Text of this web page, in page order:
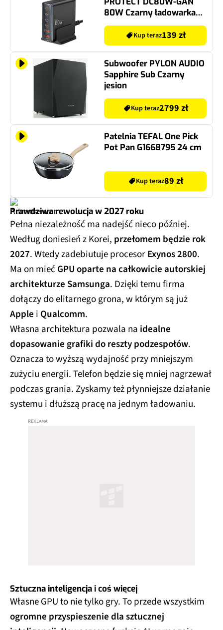
80W Czarny ładowarka
do telefonu USB, USB-C
Kup teraz139 zł
Subwoofer PYLON AUDIO
Sapphire Sub Czarny
jesion
Kup teraz2799 zł
Patelnia TEFAL One Pick
Pot Pan G1668795 24 cm
Kup teraz89 zł
Prawdziwa rewolucja w 2027 roku
Pełna niezależność ma nadejść nieco później.
Według doniesień z Korei, przełomem będzie rok
2027. Wtedy zadebiutuje procesorExynos 2800.
Ma on mieć GPU oparte na całkowicie autorskiej
architekturze Samsunga. Dzięki temu firma
dołączy do elitarnego grona, w którym są już
Apple i Qualcomm.
Własna architektura pozwala na idealne
dopasowanie grafiki do reszty podzespołów.
Oznacza to wyższą wydajność przy mniejszym
zużyciu energii. Telefon będzie się mniej nagrzewał
podczas grania. Zyskamy też płynniejsze działanie
systemu i dłuższą pracę na jednym ładowaniu.
Sztuczna inteligencja i coś więcej
Własne GPU to nie tylko gry. To przede wszystkim
ogromne przyspieszenie dla sztucznej